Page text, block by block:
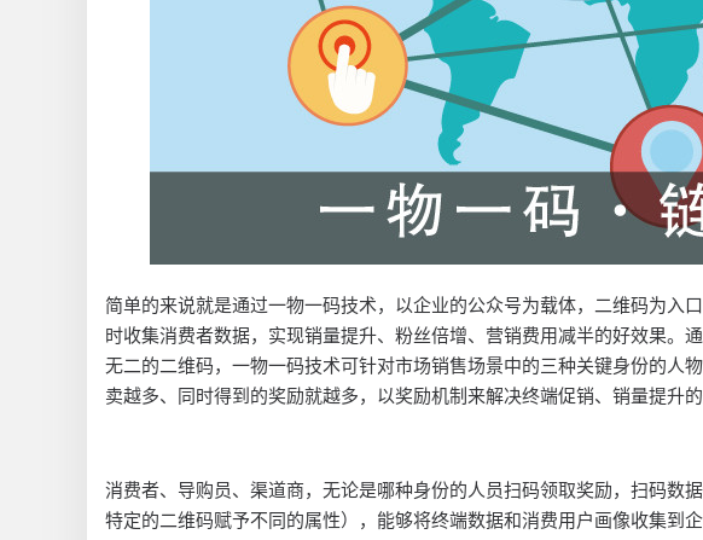
简单的来说就是通过一物一码技术，以企业的公众号为载体，二维码为入
时收集消费者数据，实现销量提升、粉丝倍增、营销费用减半的好效果。
无二的二维码，一物一码技术可针对市场销售场景中的三种关键身份的人物
卖越多、同时得到的奖励就越多，以奖励机制来解决终端促销、销量提升的
消费者、导购员、渠道商，无论是哪种身份的人员扫码领取奖励，扫码数
特定的二维码赋予不同的属性），能够将终端数据和消费用户画像收集到